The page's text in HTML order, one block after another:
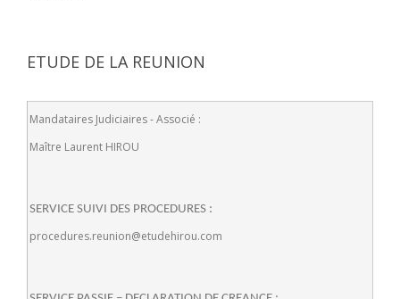
ETUDE DE LA REUNION
Mandataires Judiciaires - Associé :
Maître Laurent HIROU
SERVICE SUIVI DES PROCEDURES :
procedures.reunion@etudehirou.com